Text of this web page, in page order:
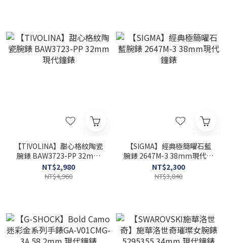
【TIVOLINA】甜心格紋陶瓷
腕錶 BAW3723-PP 32mm
現代鐘錶
NT$2,980
NT$4,960
【SIGMA】經典極簡曜石藍
腕錶 2647M-3 38mm現代鐘
錶
NT$2,300
NT$3,840